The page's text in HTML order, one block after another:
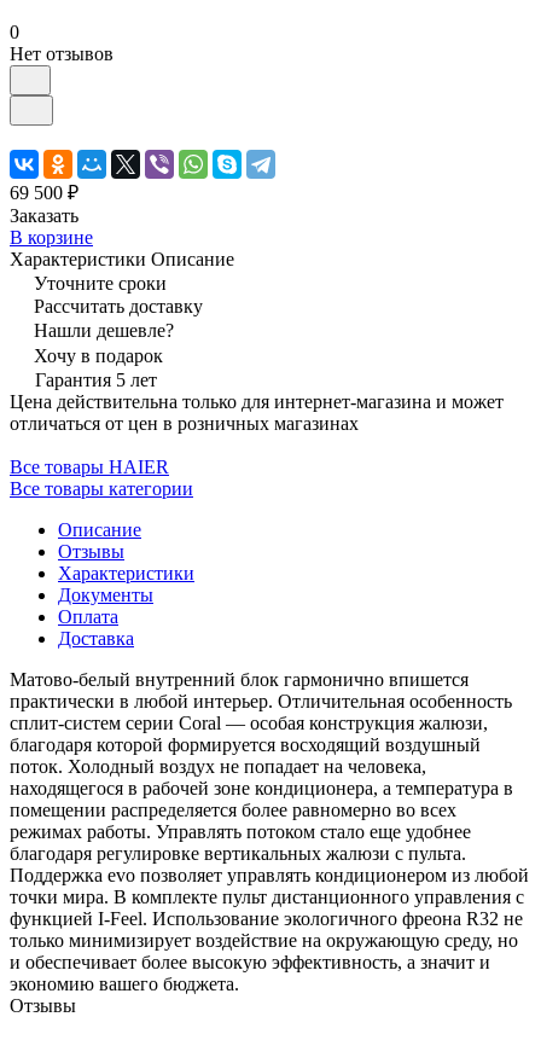
0
Нет отзывов
69 500 ₽
Заказать
В корзине
Характеристики Описание
Уточните сроки
Рассчитать доставку
Нашли дешевле?
Хочу в подарок
Гарантия 5 лет
Цена действительна только для интернет-магазина и может
отличаться от цен в розничных магазинах
Все товары HAIER
Все товары категории
Описание
Отзывы
Характеристики
Документы
Оплата
Доставка
Матово-белый внутренний блок гармонично впишется
практически в любой интерьер. Отличительная особенность
сплит-систем серии Coral — особая конструкция жалюзи,
благодаря которой формируется восходящий воздушный
поток. Холодный воздух не попадает на человека,
находящегося в рабочей зоне кондиционера, а температура в
помещении распределяется более равномерно во всех
режимах работы. Управлять потоком стало еще удобнее
благодаря регулировке вертикальных жалюзи с пульта.
Поддержка evo позволяет управлять кондиционером из любой
точки мира. В комплекте пульт дистанционного управления с
функцией I-Feel. Использование экологичного фреона R32 не
только минимизирует воздействие на окружающую среду, но
и обеспечивает более высокую эффективность, а значит и
экономию вашего бюджета.
Отзывы